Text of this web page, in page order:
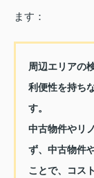
ます：
周辺エリアの
利便性を持ち
す。
中古物件やリ
ず、中古物件
ことで、コス